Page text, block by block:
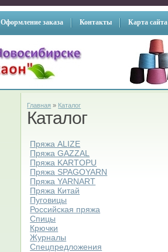
Оформление заказа Контакты Карта сайта
Главная » Каталог
Каталог
Пряжа ALIZE
Пряжа GAZZAL
Пряжа KARTOPU
Пряжа SPAGOYARN
Пряжа YARNART
Пряжа Китай
Пуговицы
Российская пряжа
Спицы
Крючки
Журналы
Спецпредложения